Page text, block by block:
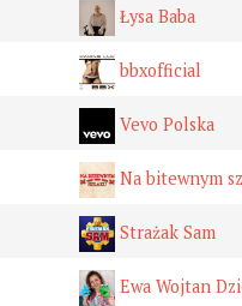
Łysa Baba
bbxofficial
Vevo Polska
Na bitewnym
Strażak Sam
Ewa Wojtan